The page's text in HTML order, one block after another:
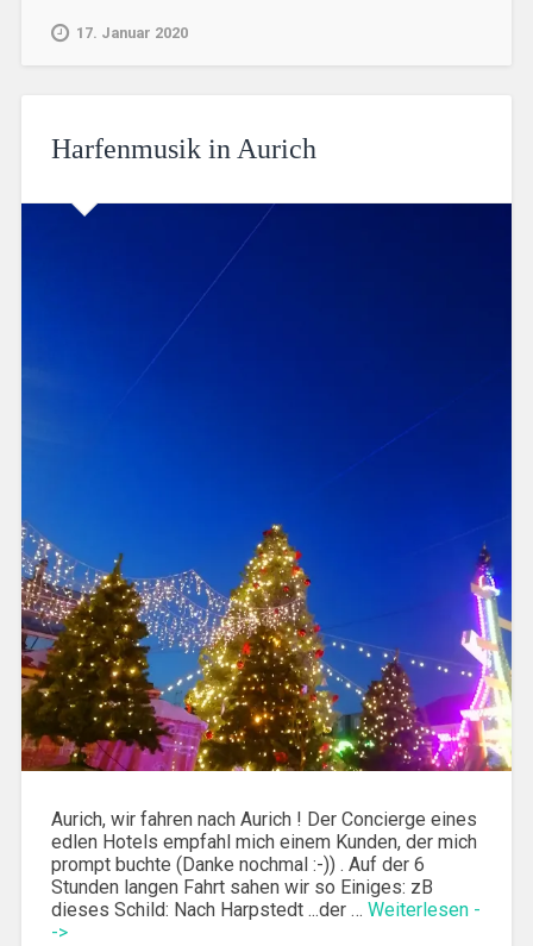
17. Januar 2020
Harfenmusik in Aurich
Aurich, wir fahren nach Aurich ! Der Concierge eines
edlen Hotels empfahl mich einem Kunden, der mich
prompt buchte (Danke nochmal :-)) . Auf der 6
Stunden langen Fahrt sahen wir so Einiges: zB
dieses Schild: Nach Harpstedt ...der … Weiterlesen -
->